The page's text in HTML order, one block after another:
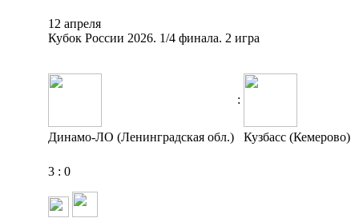
12 апреля
Кубок России 2026. 1/4 финала. 2 игра
:
Динамо-ЛО (Ленинградская обл.) Кузбасс (Кемерово)
3 : 0